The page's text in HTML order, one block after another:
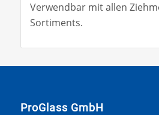
Verwendbar mit allen
Sortiments.
ProGlass GmbH